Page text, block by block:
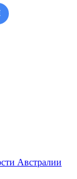
Австралии